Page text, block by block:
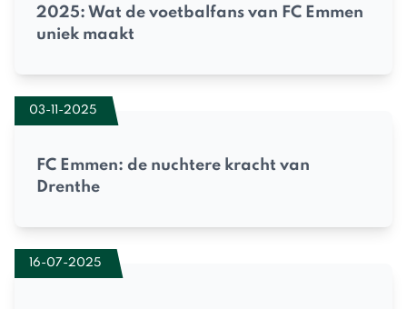
2025: Wat de voetbalfans van FC Emmen
uniek maakt
03-11-2025
FC Emmen: de nuchtere kracht van
Drenthe
16-07-2025